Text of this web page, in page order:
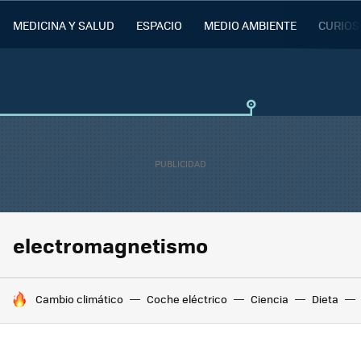
MEDICINA Y SALUD ESPACIO MEDIO AMBIENTE
electromagnetismo
HOY SE HABLA DE
Cambio climático Coche eléctrico Ciencia Dieta